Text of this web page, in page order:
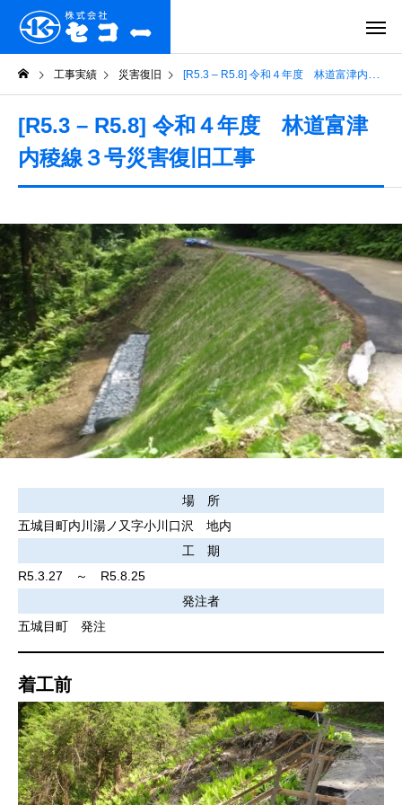
工事実績 災害復旧 [R5.3 – R5.8] 令和４年度 林道富津内稜線３号災害復旧工事
[R5.3 – R5.8] 令和４年度 林道富津
内稜線３号災害復旧工事
場 所
五城目町内川湯ノ又字小川口沢 地内
工 期
R5.3.27 ～ R5.8.25
発注者
五城目町 発注
着工前